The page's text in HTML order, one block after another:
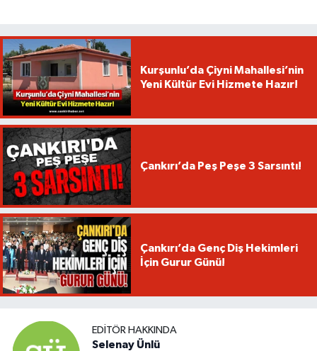
Kurşunlu’da Çiyni Mahallesi’nin
Yeni Kültür Evi Hizmete Hazır!
Çankırı’da Peş Peşe 3 Sarsıntı!
Çankırı’da Genç Diş Hekimleri
İçin Gurur Günü!
EDITÖR HAKKINDA
Selenay Ünlü